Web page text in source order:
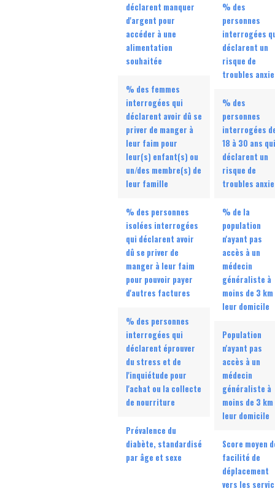
déclarent manquer
d'argent pour
accéder à une
alimentation
souhaitée
% des femmes
interrogées qui
déclarent avoir dû se
priver de manger à
leur faim pour
leur(s) enfant(s) ou
un/des membre(s) de
leur famille
% des personnes
isolées interrogées
qui déclarent avoir
dû se priver de
manger à leur faim
pour pouvoir payer
d'autres factures
% des personnes
interrogées qui
déclarent éprouver
du stress et de
l'inquiétude pour
l'achat ou la collecte
de nourriture
Prévalence du
diabète, standardisé
par âge et sexe
% des
personnes
interrogées
déclarent un
risque de
troubles
% des
personnes
interrogées
18 à 30 ans qui
déclarent un
risque de
troubles
% de la
population
n'ayant pas
accès à un
médecin
généraliste à
moins de 3 km
leur domicile
Population
n'ayant pas
accès à un
médecin
généraliste à
moins de 3 km
leur domicile
Score moyen
facilité de
déplacement
vers les